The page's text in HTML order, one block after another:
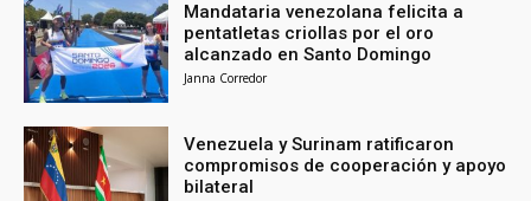
Mandataria venezolana felicita a
pentatletas criollas por el oro
alcanzado en Santo Domingo
Janna Corredor
Venezuela y Surinam ratificaron
compromisos de cooperación y apoyo
bilateral